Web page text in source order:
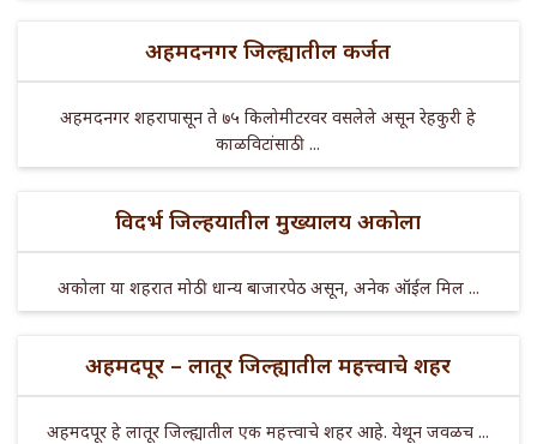
अहमदनगर जिल्ह्यातील कर्जत
अहमदनगर शहरापासून ते ७५ किलोमीटरवर वसलेले असून रेहकुरी हे
काळविटांसाठी ...
विदर्भ जिल्हयातील मुख्यालय अकोला
अकोला या शहरात मोठी धान्य बाजारपेठ असून, अनेक ऑईल मिल ...
अहमदपूर – लातूर जिल्ह्यातील महत्त्वाचे शहर
अहमदपूर हे लातूर जिल्ह्यातील एक महत्त्वाचे शहर आहे. येथून जवळच ...